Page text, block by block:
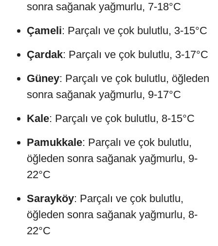
sonra sağanak yağmurlu, 7-18°C
Çameli: Parçalı ve çok bulutlu, 3-15°C
Çardak: Parçalı ve çok bulutlu, 3-17°C
Güney: Parçalı ve çok bulutlu, öğleden
sonra sağanak yağmurlu, 9-17°C
Kale: Parçalı ve çok bulutlu, 8-15°C
Pamukkale: Parçalı ve çok bulutlu,
öğleden sonra sağanak yağmurlu, 9-
22°C
Sarayköy: Parçalı ve çok bulutlu,
öğleden sonra sağanak yağmurlu, 8-
22°C